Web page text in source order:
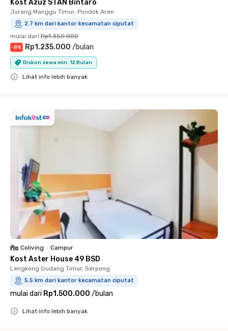
Kost Azuz STAN Bintaro
Jurang Manggu Timur, Pondok Aren
2.7 km dari kantor kecamatan ciputat
mulai dari Rp1.350.000
-8% Rp1.235.000 /bulan
Diskon sewa min. 12 Bulan
Lihat info lebih banyak
Coliving • Campur
Kost Aster House 49 BSD
Lengkong Gudang Timur, Serpong
5.5 km dari kantor kecamatan ciputat
mulai dari Rp1.500.000 /bulan
Lihat info lebih banyak